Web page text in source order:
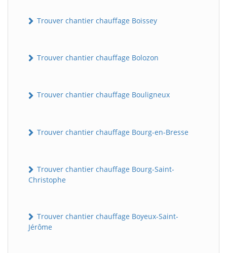
Trouver chantier chauffage Boissey
Trouver chantier chauffage Bolozon
Trouver chantier chauffage Bouligneux
Trouver chantier chauffage Bourg-en-Bresse
Trouver chantier chauffage Bourg-Saint-
Christophe
Trouver chantier chauffage Boyeux-Saint-
Jérôme